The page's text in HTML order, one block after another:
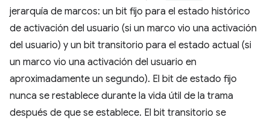
jerarquía de marcos: un bit fijo para el estado histórico
de activación del usuario (si un marco vio una activación
del usuario) y un bit transitorio para el estado actual (si
un marco vio una activación del usuario en
aproximadamente un segundo). El bit de estado fijo
nunca se restablece durante la vida útil de la trama
después de que se establece. El bit transitorio se